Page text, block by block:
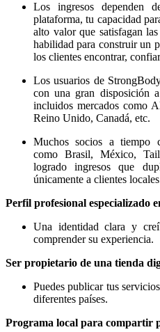
Los ingresos dependen
plataforma, tu capacidad
alto valor que satisfagan
habilidad para construir un
los clientes encontrar,
Los usuarios de
con una gran disposición
incluidos mercados como
Reino Unido, Canadá, etc.
Muchos socios a tiempo
como Brasil, México,
logrado ingresos que
únicamente a clientes
Perfil profesional especializado
Una identidad clara y
comprender su experiencia.
Ser propietario de una tienda
Puedes publicar tus
diferentes países.
Programa local para compartir